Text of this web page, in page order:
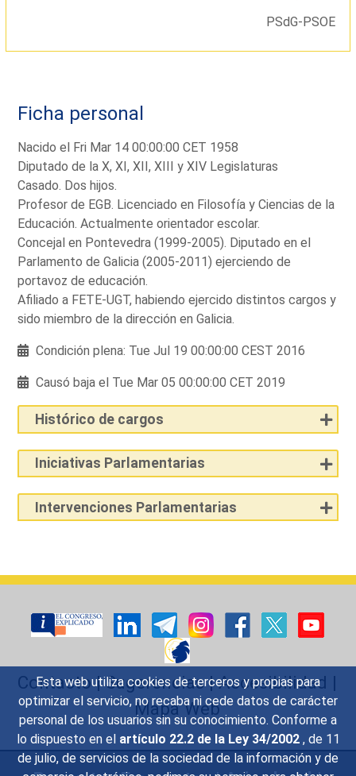
Esta web utiliza cookies de terceros y propias para
optimizar el servicio, no recaba ni cede datos de carácter
personal de los usuarios sin su conocimiento. Conforme a
lo dispuesto en el artículo 22.2 de la Ley 34/2002 , de 11
de julio, de servicios de la sociedad de la información y de
PSdG-PSOE
Ficha personal
Nacido el Fri Mar 14 00:00:00 CET 1958
Diputado de la X, XI, XII, XIII y XIV Legislaturas
Casado. Dos hijos.
Profesor de EGB. Licenciado en Filosofía y Ciencias de la
Educación. Actualmente orientador escolar.
Concejal en Pontevedra (1999-2005). Diputado en el
Parlamento de Galicia (2005-2011) ejerciendo de
portavoz de educación.
Afiliado a FETE-UGT, habiendo ejercido distintos cargos y
sido miembro de la dirección en Galicia.
Condición plena: Tue Jul 19 00:00:00 CEST 2016
Causó baja el Tue Mar 05 00:00:00 CET 2019
Histórico de cargos
Iniciativas Parlamentarias
Intervenciones Parlamentarias
Contacto|Sugerencias|Accesibilidad |
Mapa Web